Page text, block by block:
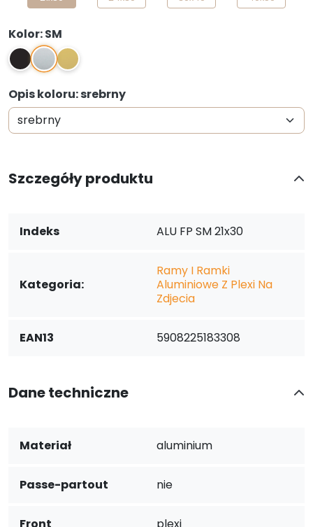
Kolor: SM
2
SM Z
Opis koloru: srebrny
Szczegóły produktu
Indeks ALU FP SM 21x30
Kategoria:
Ramy I Ramki
Aluminiowe Z Plexi Na
Zdjecia
EAN13 5908225183308
Dane techniczne
Materiał aluminium
Passe-partout nie